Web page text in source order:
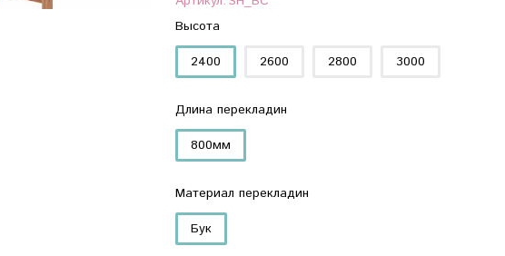
Высота
2400
2600 2800 3000
Длина перекладин
800мм
Материал перекладин
Бук